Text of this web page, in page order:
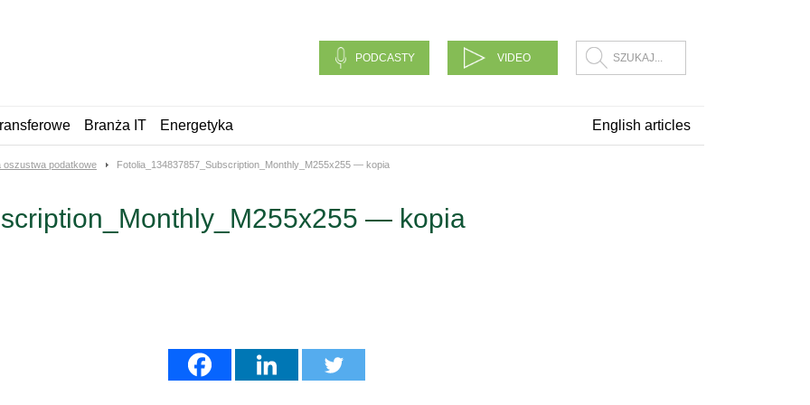
PODCASTY VIDEO
Branża IT Energetyka English articles
oszustwa podatkowe Fotolia_134837857_Subscription_Monthly_M255x255 — kopia
— kopia